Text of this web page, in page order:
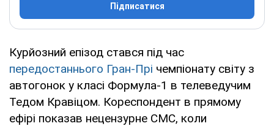
Підписатися
Курйозний епізод стався під час
передостаннього Гран-Прі чемпіонату світу з
автогонок у класі Формула-1 в телеведучим
Тедом Кравіцом. Кореспондент в прямому
ефірі показав нецензурне СМС, коли